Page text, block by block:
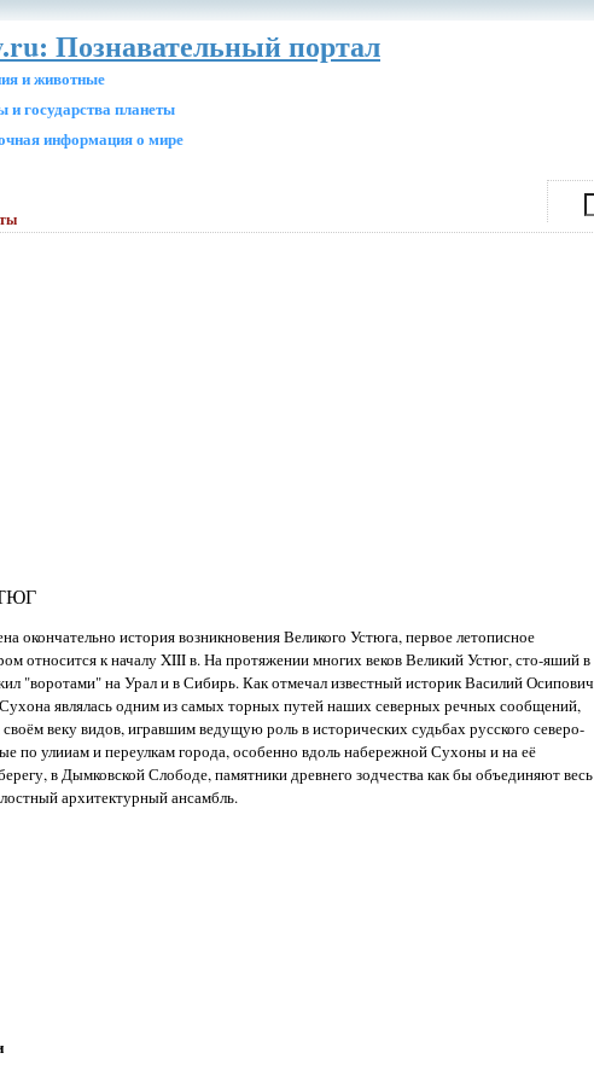
Познавательный портал
и животные
и государства планеты
информация о мире
окончательно история возникновения Великого Устюга, первое летописное
относится к началу XIII в. На протяжении многих веков Великий Устюг, сто-яший в
"воротами" на Урал и в Сибирь. Как отмечал известный историк Василий Осипович
являлась одним из самых торных путей наших северных речных сообщений,
веку видов, игравшим ведущую роль в исторических судьбах русского северо-
по улииам и переулкам города, особенно вдоль набережной Сухоны и на её
в Дымковской Слободе, памятники древнего зодчества как бы объединяют весь
архитектурный ансамбль.